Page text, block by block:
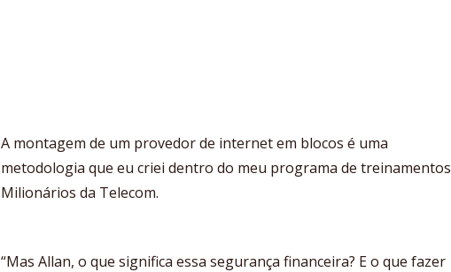
A montagem de um provedor de internet em blocos é uma
metodologia que eu criei dentro do meu programa de treinamentos
Milionários da Telecom.
“Mas Allan, o que significa essa segurança financeira? E o que fazer